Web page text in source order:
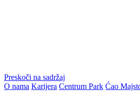
Preskoči na sadržaj
O nama Karijera Centrum Park Ćao